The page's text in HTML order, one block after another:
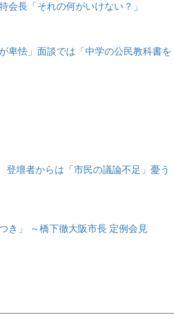
会長「それの何がいけない？」
卑怯」面談では「中学の公民教科書を
登壇者からは「市民の議論不足」憂う
き」 ～橋下徹大阪市長 定例会見